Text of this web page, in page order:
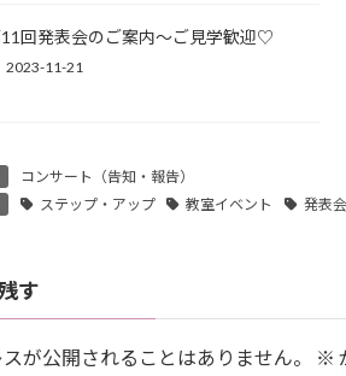
回発表会のご案内～ご見学歓迎♡
2023-11-21
コンサート（告知・報告）
ステップ・アップ 教室イベント 発表会
す
が公開されることはありません。 ※